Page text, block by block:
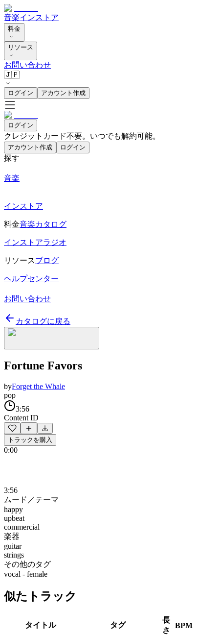
音楽インストア
料金
リソース
お問い合わせ
🇯🇵
ログイン アカウント作成
ログイン
クレジットカード不要。いつでも解約可能。
アカウント作成 ログイン
探す
音楽
インストア
料金音楽カタログ
インストアラジオ
リソースブログ
ヘルプセンター
お問い合わせ
カタログに戻る
Fortune Favors
byForget the Whale
pop
3:56
Content ID
トラックを購入
0:00
3:56
ムード／テーマ
happy
upbeat
commercial
楽器
guitar
strings
その他のタグ
vocal - female
似たトラック
タイトル タグ
長
さ
BPM